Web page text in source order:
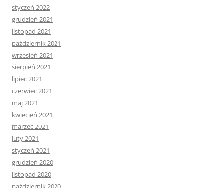
styczeń 2022
grudzień 2021
listopad 2021
październik 2021
wrzesień 2021
sierpień 2021
lipiec 2021
czerwiec 2021
maj 2021
kwiecień 2021
marzec 2021
luty 2021
styczeń 2021
grudzień 2020
listopad 2020